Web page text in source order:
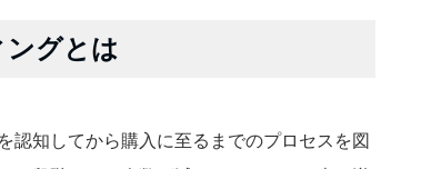
グとは
認知してから購入に至るまでのプロセスを図